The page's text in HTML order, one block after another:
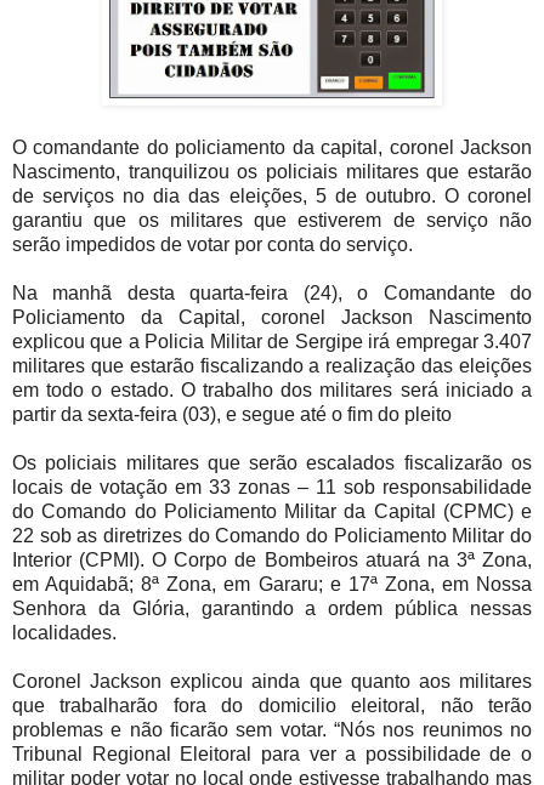
O comandante do policiamento da capital, coronel Jackson
Nascimento, tranquilizou os policiais militares que estarão
de serviços no dia das eleições, 5 de outubro. O coronel
garantiu que os militares que estiverem de serviço não
serão impedidos de votar por conta do serviço.
Na manhã desta quarta-feira (24), o Comandante do
Policiamento da Capital, coronel Jackson Nascimento
explicou que a Policia Militar de Sergipe irá empregar 3.407
militares que estarão fiscalizando a realização das eleições
em todo o estado. O trabalho dos militares será iniciado a
partir da sexta-feira (03), e segue até o fim do pleito
Os policiais militares que serão escalados fiscalizarão os
locais de votação em 33 zonas – 11 sob responsabilidade
do Comando do Policiamento Militar da Capital (CPMC) e
22 sob as diretrizes do Comando do Policiamento Militar do
Interior (CPMI). O Corpo de Bombeiros atuará na 3ª Zona,
em Aquidabã; 8ª Zona, em Gararu; e 17ª Zona, em Nossa
Senhora da Glória, garantindo a ordem pública nessas
localidades.
Coronel Jackson explicou ainda que quanto aos militares
que trabalharão fora do domicilio eleitoral, não terão
problemas e não ficarão sem votar. “Nós nos reunimos no
Tribunal Regional Eleitoral para ver a possibilidade de o
militar poder votar no local onde estivesse trabalhando mas